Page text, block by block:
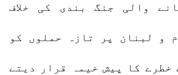
والی جنگ بندی کی خلاف
و لبنان پر تازہ حملوں کو
خطرے کا پیش خیمہ قرار دیتے